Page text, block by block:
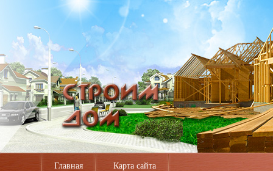
Главная Карта сайта